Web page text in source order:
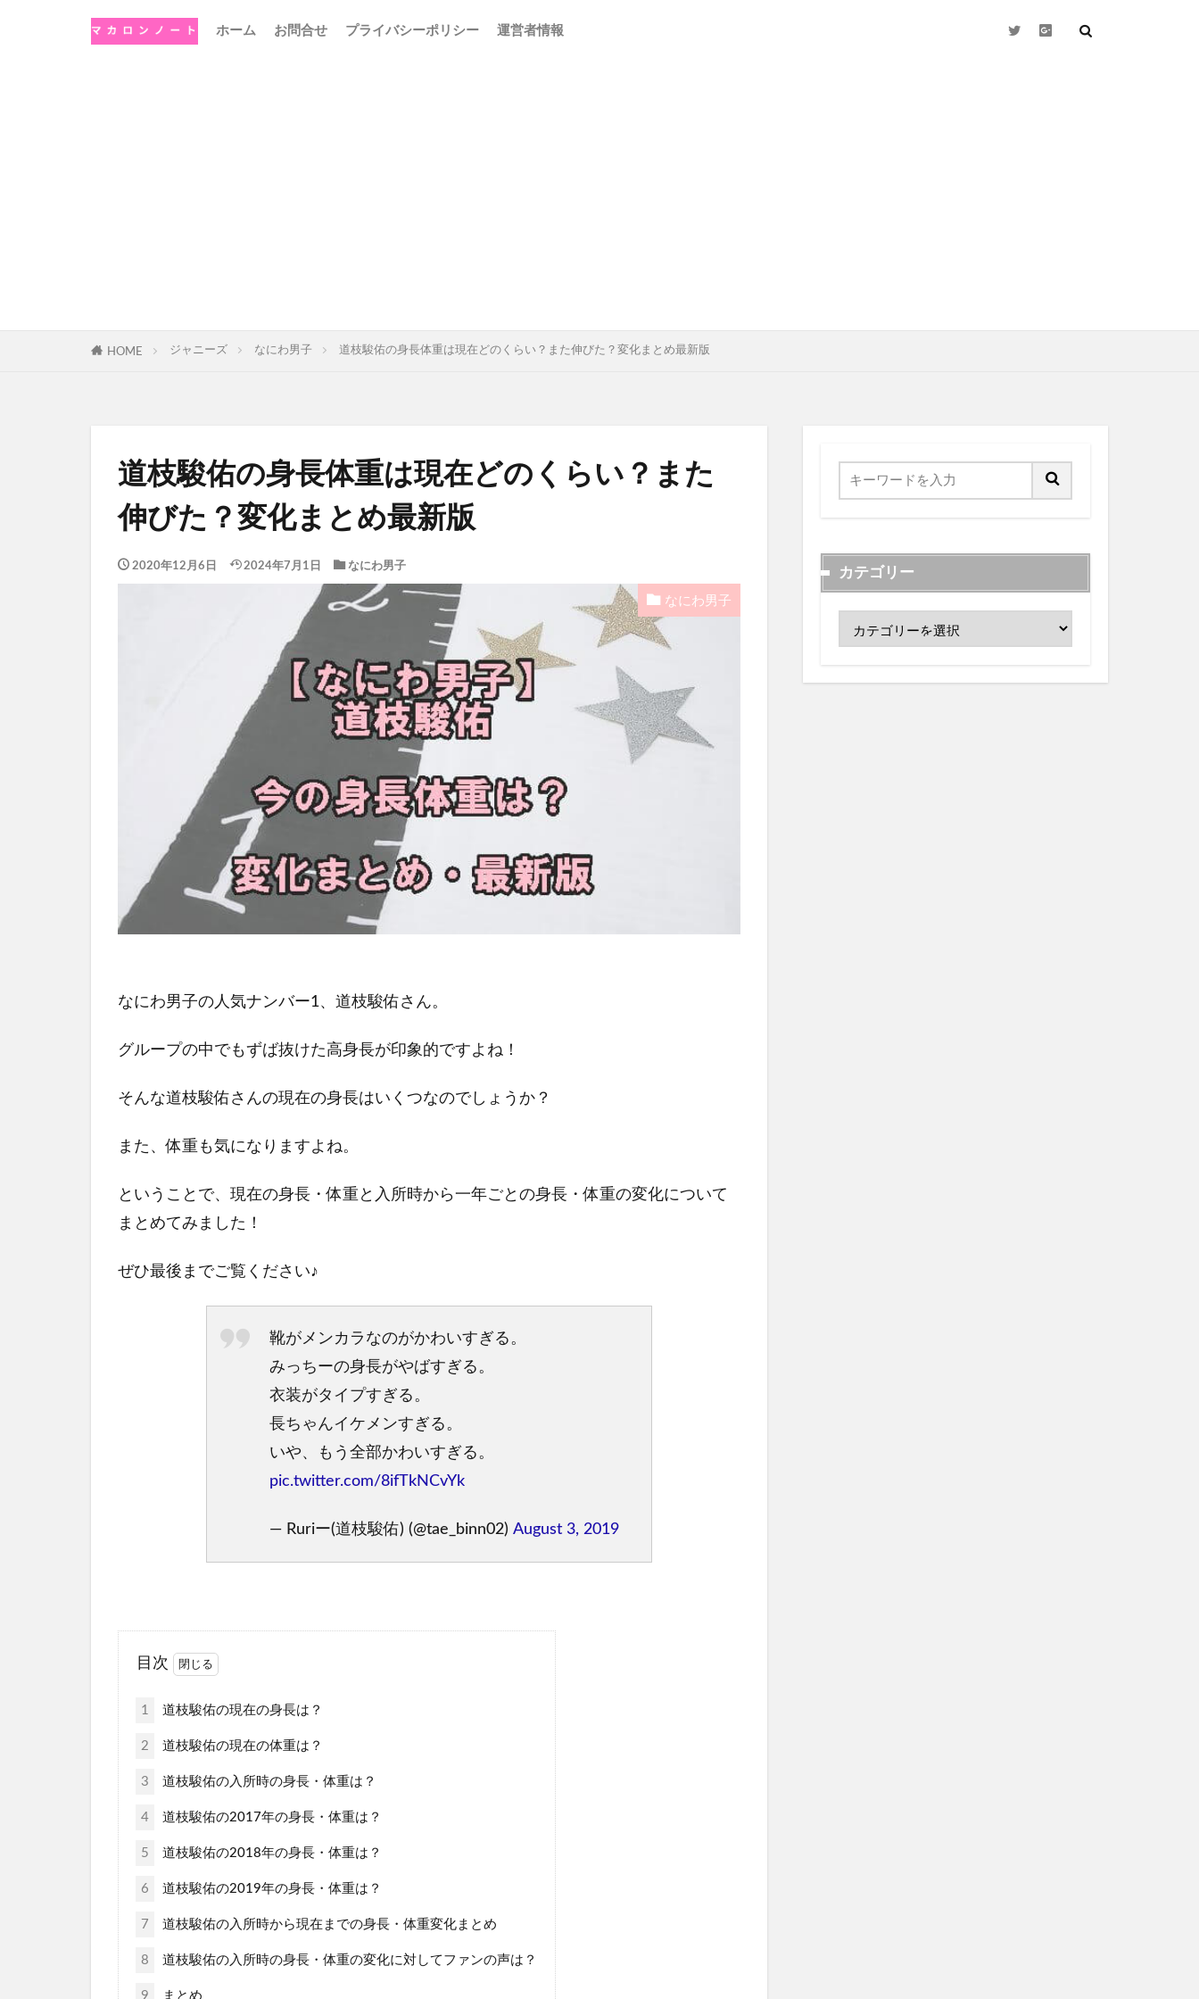
ホーム お問合せ プライバシーポリシー 運営者情報
HOME ジャニーズ なにわ男子 道枝駿佑の身長体重は現在どのくらい？また伸びた？変化まとめ最新版
道枝駿佑の身長体重は現在どのくらい？また
伸びた？変化まとめ最新版
2020年12月6日 2024年7月1日 なにわ男子
なにわ男子
なにわ男子の人気ナンバー1、道枝駿佑さん。
グループの中でもずば抜けた高身長が印象的ですよね！
そんな道枝駿佑さんの現在の身長はいくつなのでしょうか？
また、体重も気になりますよね。
ということで、現在の身長・体重と入所時から一年ごとの身長・体重の変化について
まとめてみました！
ぜひ最後までご覧ください♪
靴がメンカラなのがかわいすぎる。
みっちーの身長がやばすぎる。
衣装がタイプすぎる。
長ちゃんイケメンすぎる。
いや、もう全部かわいすぎる。
pic.twitter.com/8ifTkNCvYk
— Ruriー(道枝駿佑) (@tae_binn02) August 3, 2019
目次
1 道枝駿佑の現在の身長は？
2 道枝駿佑の現在の体重は？
3 道枝駿佑の入所時の身長・体重は？
4 道枝駿佑の2017年の身長・体重は？
5 道枝駿佑の2018年の身長・体重は？
6 道枝駿佑の2019年の身長・体重は？
7 道枝駿佑の入所時から現在までの身長・体重変化まとめ
8 道枝駿佑の入所時の身長・体重の変化に対してファンの声は？
9 まとめ
カテゴリー